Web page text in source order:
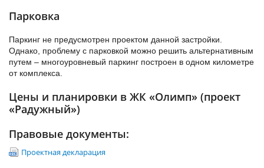
продуктами придется выбираться в более обжитые районы
учёта площади лоджий и балконов)
2-комнатные – 28 шт. 47,31 кв.м (без учёта площади
лоджий и балконов)
Квартиры продаются без отделки.
Парковка
Паркинг не предусмотрен проектом данной застройки.
Однако, проблему с парковкой можно решить альтернативным
путем – многоуровневый паркинг построен в одном километре
от комплекса.
Цены и планировки в ЖК «Олимп» (проект
«Радужный»)
Правовые документы:
Проектная декларация